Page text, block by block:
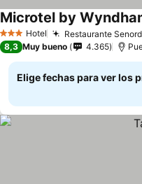
3 Estrellas
Hotel Restaurante
Microtel by
8,3 Muy bueno 4.365
Elige fechas para ver los